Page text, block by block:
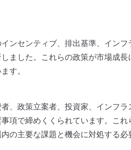
ンセンティブ、排出基準、イン
ました。これらの政策が市場成
す。
、政策立案者、投資家、インフ
項で締めくくられています。こ
の主要な課題と機会に対処する必